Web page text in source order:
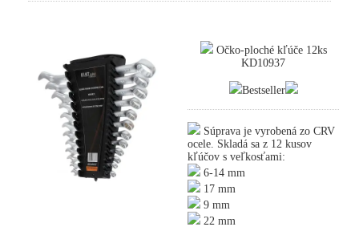
Očko-ploché kľúče 12ks
KD10937
Bestseller
Súprava je vyrobená zo CRV
ocele. Skladá sa z 12 kusov
kľúčov s veľkosťami:
6-14 mm
17 mm
9 mm
22 mm